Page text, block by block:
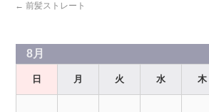
← 前髪ストレート
8月
日 月 火 水 木